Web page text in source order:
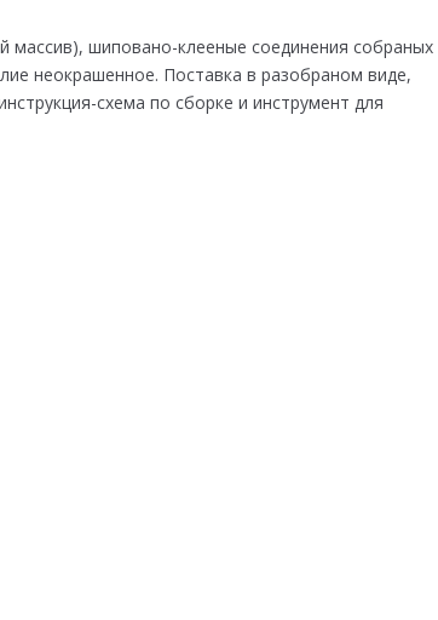
шиповано-клееные соединения собраных
неокрашенное. Поставка в разобраном виде,
схема по сборке и инструмент для